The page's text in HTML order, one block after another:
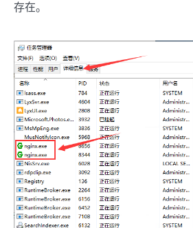
存在。